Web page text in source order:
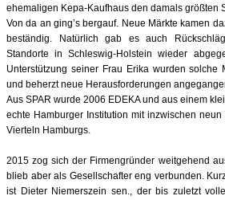
ehemaligen Kepa-Kaufhaus den damals größten
Von da an ging’s bergauf. Neue Märkte kamen
beständig. Natürlich gab es auch
Standorte in Schleswig-Holstein wieder
Unterstützung seiner Frau Erika wurden solche
und beherzt neue Herausforderungen
Aus SPAR wurde 2006 EDEKA und aus einem
echte Hamburger Institution mit inzwischen
Vierteln Hamburgs.
2015 zog sich der Firmengründer weitgehend
blieb aber als Gesellschafter eng verbunden.
ist Dieter Niemerszein sen., der bis zuletzt